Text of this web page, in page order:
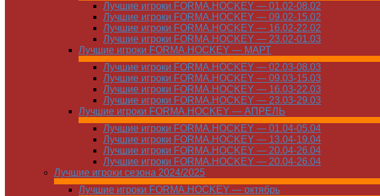
Лучшие игроки FORMA.HOCKEY — 01.02-08.02
Лучшие игроки FORMA.HOCKEY — 09.02-15.02
Лучшие игроки FORMA.HOCKEY — 16.02-22.02
Лучшие игроки FORMA.HOCKEY — 23.02-01.03
Лучшие игроки FORMA.HOCKEY — МАРТ
Лучшие игроки FORMA.HOCKEY — 02.03-08.03
Лучшие игроки FORMA.HOCKEY — 09.03-15.03
Лучшие игроки FORMA.HOCKEY — 16.03-22.03
Лучшие игроки FORMA.HOCKEY — 23.03-29.03
Лучшие игроки FORMA.HOCKEY — АПРЕЛЬ
Лучшие игроки FORMA.HOCKEY — 01.04-05.04
Лучшие игроки FORMA.HOCKEY — 13.04-19.04
Лучшие игроки FORMA.HOCKEY — 20.04-26.04
Лучшие игроки FORMA.HOCKEY — 20.04-26.04
Лучшие игроки сезона 2024/2025
Лучшие игроки FORMA.HOCKEY — октябрь